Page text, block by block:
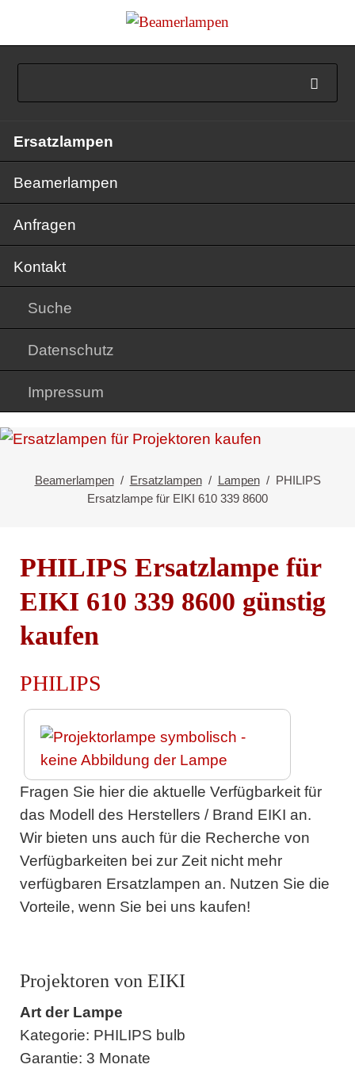
überspringen
Ersatzlampen
Beamerlampen
Anfragen
Kontakt
Suche
Datenschutz
Impressum
Beamerlampen Ersatzlampen Lampen
PHILIPS
Ersatzlampe für EIKI 610 339 8600
PHILIPS Ersatzlampe für
EIKI 610 339 8600 günstig
kaufen
PHILIPS
Fragen Sie hier die aktuelle Verfügbarkeit für
das Modell des Herstellers / Brand EIKI an.
Wir bieten uns auch für die Recherche von
Verfügbarkeiten bei zur Zeit nicht mehr
verfügbaren Ersatzlampen an. Nutzen Sie die
Vorteile, wenn Sie bei uns kaufen!
Projektoren von EIKI
Art der Lampe
Kategorie: PHILIPS bulb
Garantie: 3 Monate